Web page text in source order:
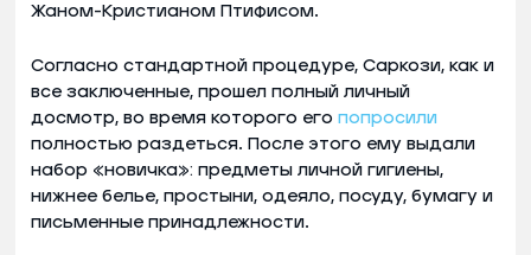
Жаном-Кристианом Птифисом.
Согласно стандартной процедуре, Саркози, как и
все заключенные, прошел полный личный
досмотр, во время которого его попросили
полностью раздеться. После этого ему выдали
набор «новичка»: предметы личной гигиены,
нижнее белье, простыни, одеяло, посуду, бумагу и
письменные принадлежности.